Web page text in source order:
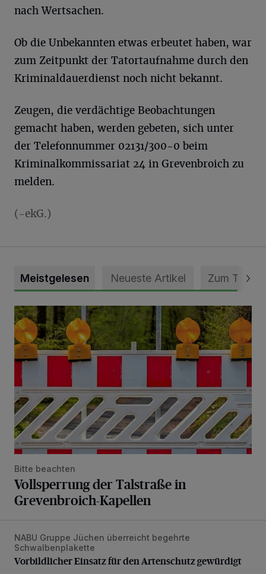
nach Wertsachen.
Ob die Unbekannten etwas erbeutet haben, war
zum Zeitpunkt der Tatortaufnahme durch den
Kriminaldauerdienst noch nicht bekannt.
Zeugen, die verdächtige Beobachtungen
gemacht haben, werden gebeten, sich unter
der Telefonnummer 02131/300-0 beim
Kriminalkommissariat 24 in Grevenbroich zu
melden.
(-ekG.)
Meistgelesen Neueste Artikel Zum Thema
Vollsperrung der Talstraße in Grevenbroich-Kapellen
Bitte beachten
Vollsperrung der Talstraße in
Grevenbroich-Kapellen
Vorbildlicher Einsatz für den Artenschutz gewürdigt
NABU Gruppe Jüchen überreicht begehrte
Schwalbenplakette
Vorbildlicher Einsatz für den Artenschutz gewürdigt